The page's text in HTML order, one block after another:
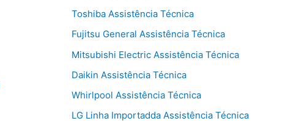
Toshiba Assistência Técnica
Fujitsu General Assistência Técnica
Mitsubishi Electric Assistência Técnica
Daikin Assistência Técnica
Whirlpool Assistência Técnica
LG Linha Importadda Assistência Técnica